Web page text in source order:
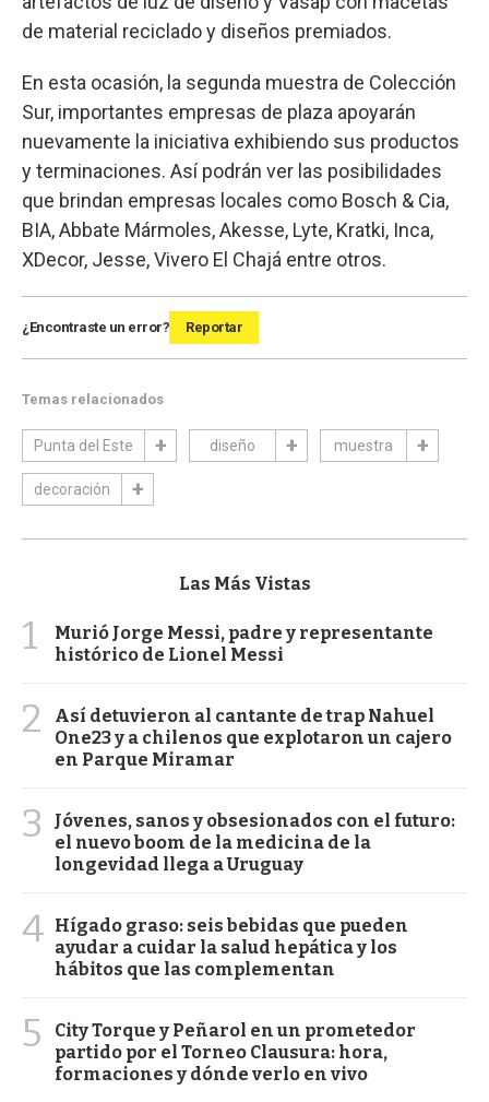
de material reciclado y diseños premiados.
En esta ocasión, la segunda muestra de Colección
Sur, importantes empresas de plaza apoyarán
nuevamente la iniciativa exhibiendo sus productos
y terminaciones. Así podrán ver las posibilidades
que brindan empresas locales como Bosch & Cia,
BIA, Abbate Mármoles, Akesse, Lyte, Kratki, Inca,
XDecor, Jesse, Vivero El Chajá entre otros.
¿Encontraste un error? Reportar
Temas relacionados
Punta del Este diseño muestra
decoración
Las Más Vistas
1
Murió Jorge Messi, padre y representante
histórico de Lionel Messi
2
Así detuvieron al cantante de trap Nahuel
One23 y a chilenos que explotaron un cajero
en Parque Miramar
3
Jóvenes, sanos y obsesionados con el futuro:
el nuevo boom de la medicina de la
longevidad llega a Uruguay
4 Hígado graso: seis bebidas que pueden
ayudar a cuidar la salud hepática y los
hábitos que las complementan
5
City Torque y Peñarol en un prometedor
partido por el Torneo Clausura: hora,
formaciones y dónde verlo en vivo